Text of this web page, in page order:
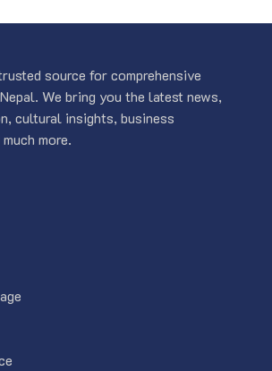
source for comprehensive
We bring you the latest news,
cultural insights, business
more.